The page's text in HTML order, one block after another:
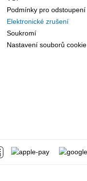
Podmínky pro odstoupení
Elektronické zrušení
Soukromí
Nastavení souborů cookie